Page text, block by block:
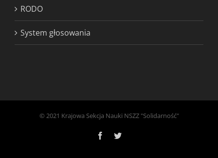
RODO
System głosowania
© 2021 Krajowa Sekcja Nauki NSZZ "Solidarność"
FacebookTwitter